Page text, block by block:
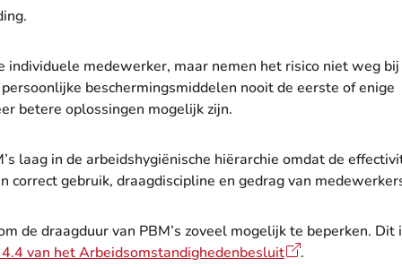
individuele medewerker, maar nemen het risico niet weg bij
beschermingsmiddelen nooit de eerste of enige
betere oplossingen mogelijk zijn.
laag in de arbeidshygiënische hiërarchie omdat de
correct gebruik, draagdiscipline en gedrag van
de draagduur van PBM’s zoveel mogelijk te beperken. Dit
van het Arbeidsomstandighedenbesluit .